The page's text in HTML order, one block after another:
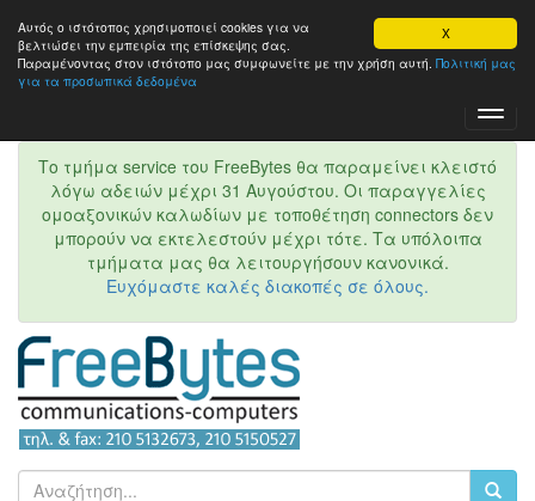
X
Αυτός ο ιστότοπος χρησιμοποιεί cookies για να
βελτιώσει την εμπειρία της επίσκεψης σας.
Παραμένοντας στον ιστότοπo μας συμφωνείτε με την χρήση αυτή. Πολιτική μας
για τα προσωπικά δεδομένα
Το τμήμα service του FreeBytes θα παραμείνει κλειστό
λόγω αδειών μέχρι 31 Αυγούστου. Οι παραγγελίες
ομοαξονικών καλωδίων με τοποθέτηση connectors δεν
μπορούν να εκτελεστούν μέχρι τότε. Τα υπόλοιπα
τμήματα μας θα λειτουργήσουν κανονικά.
Ευχόμαστε καλές διακοπές σε όλους.